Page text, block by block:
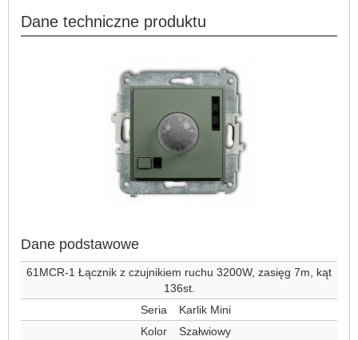
Dane techniczne produktu
Dane podstawowe
61MCR-1 Łącznik z czujnikiem ruchu 3200W, zasięg 7m, kąt
136st.
Seria
Karlik Mini
Kolor
Szałwiowy